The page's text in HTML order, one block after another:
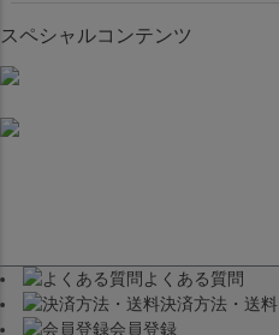
スペシャルコンテンツ
よくある質問
決済方法・送料
会員登録